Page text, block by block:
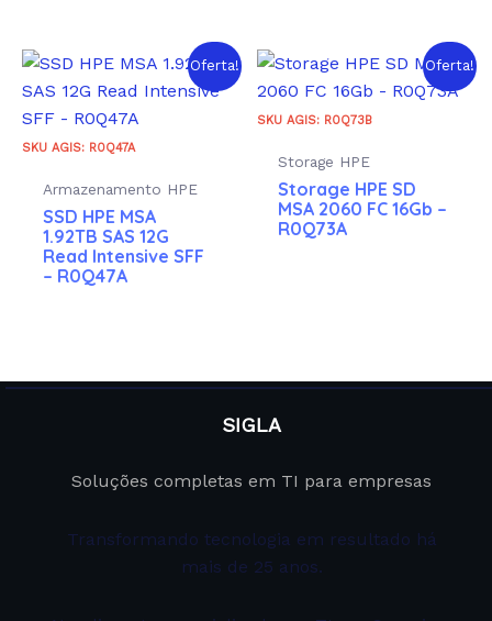
Oferta!
SKU AGIS: R0Q47A
Armazenamento HPE
SSD HPE MSA
1.92TB SAS 12G
Read Intensive SFF
– R0Q47A
Oferta!
SKU AGIS: R0Q73B
Storage HPE
Storage HPE SD
MSA 2060 FC 16Gb –
R0Q73A
SIGLA
Soluções completas em TI para empresas
Transformando tecnologia em resultado há
mais de 25 anos.